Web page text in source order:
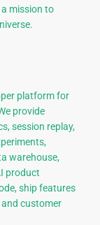
mission to
platform for
provide
session replay,
warehouse,
product
ship features
and customer